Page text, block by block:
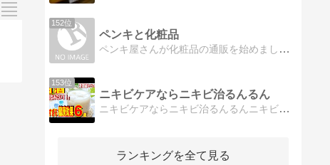
152位
ペンキと化粧品
ペンキ屋さんが化粧品の通販を始めましたペンキ屋さんが化粧品の通販を始めましたとさ。
153位
ニキビケアならニキビ治るんるん
ニキビケアならニキビ治るんるんニキビ（にきび）ケアならニキビ治るんるんで効果抜群
ランキングを全て見る